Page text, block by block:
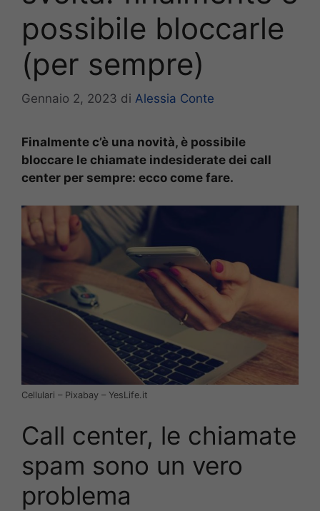
possibile bloccarle
(per sempre)
Gennaio 2, 2023 di Alessia Conte
Finalmente c’è una novità, è possibile
bloccare le chiamate indesiderate dei call
center per sempre: ecco come fare.
Cellulari – Pixabay – YesLife.it
Call center, le chiamate
spam sono un vero
problema